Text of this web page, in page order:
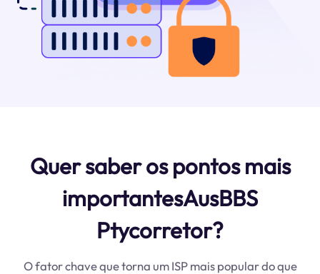
Quer saber os pontos mais
importantesAusBBS
Ptycorretor?
O fator chave que torna um ISP mais popular do que